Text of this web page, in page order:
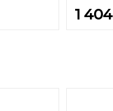
1 404